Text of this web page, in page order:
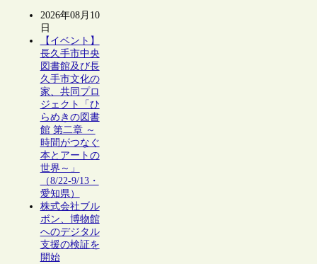
2026年08月10
日
【イベント】
長久手市中央
図書館及び長
久手市文化の
家、共同プロ
ジェクト「ひ
らめきの図書
館 第二章 ～
時間がつなぐ
本とアートの
世界～」
（8/22-9/13・
愛知県）
株式会社ブル
ボン、博物館
へのデジタル
支援の検証を
開始